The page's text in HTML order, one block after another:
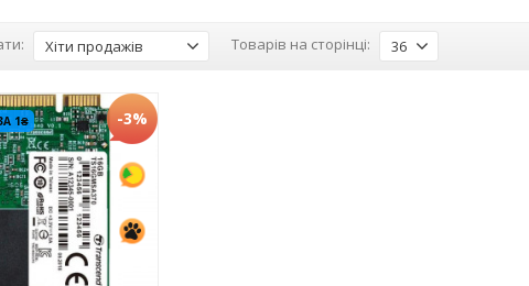
Хіти продажів Товарів на сторінці: 36
1₴ -3%